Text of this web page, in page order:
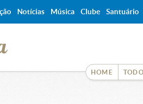
HOME
Notícias Música Clube Santuário